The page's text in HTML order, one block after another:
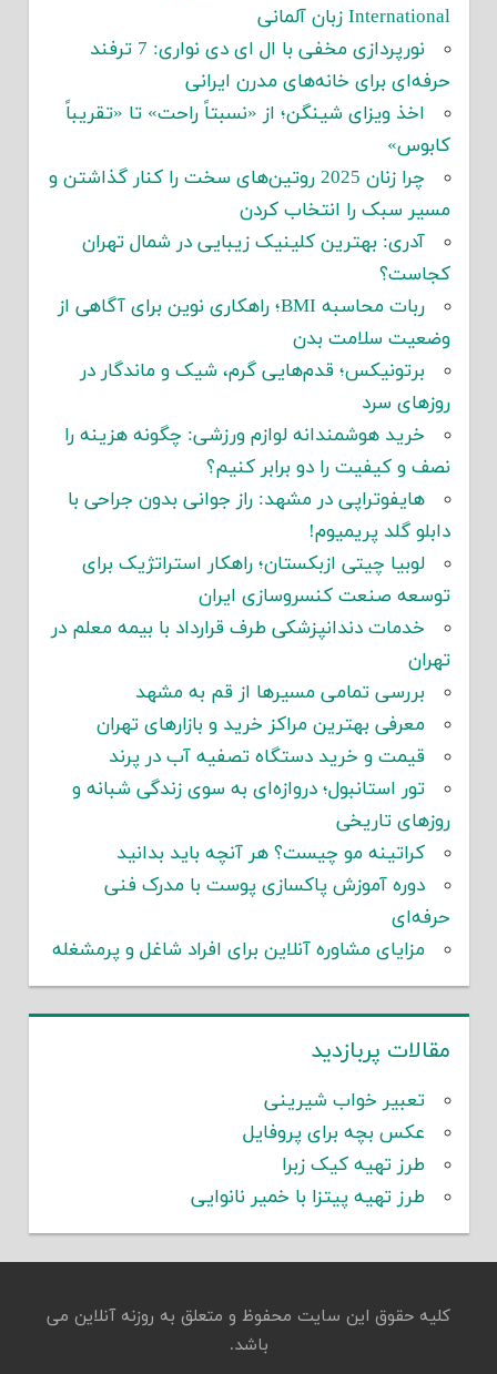
International زبان آلمانی
نورپردازی مخفی با ال ای دی نواری: 7 ترفند
حرفه‌ای برای خانه‌های مدرن ایرانی
اخذ ویزای شینگن؛ از «نسبتاً راحت» تا «تقریباً
کابوس»
چرا زنان 2025 روتین‌های سخت را کنار گذاشتن و
مسیر سبک را انتخاب کردن
آدری: بهترین کلینیک زیبایی در شمال تهران
کجاست؟
ربات محاسبه BMI؛ راهکاری نوین برای آگاهی از
وضعیت سلامت بدن
برتونیکس؛ قدم‌هایی گرم، شیک و ماندگار در
روزهای سرد
خرید هوشمندانه لوازم ورزشی: چگونه هزینه را
نصف و کیفیت را دو برابر کنیم؟
هایفوتراپی در مشهد: راز جوانی بدون جراحی با
دابلو گلد پریمیوم!
لوبیا چیتی ازبکستان؛ راهکار استراتژیک برای
توسعه صنعت کنسروسازی ایران
خدمات دندانپزشکی طرف قرارداد با بیمه معلم در
تهران
بررسی تمامی مسیرها از قم به مشهد
معرفی بهترین مراکز خرید و بازارهای تهران
قیمت و خرید دستگاه تصفیه آب در پرند
تور استانبول؛ دروازه‌ای به سوی زندگی شبانه و
روزهای تاریخی
کراتینه مو چیست؟ هر آنچه باید بدانید
دوره آموزش پاکسازی پوست با مدرک فنی
حرفه‌ای
مزایای مشاوره آنلاین برای افراد شاغل و پرمشغله
مقالات پربازدید
تعبیر خواب شیرینی
عکس بچه برای پروفایل
طرز تهیه کیک زبرا
طرز تهیه پیتزا با خمیر نانوایی
کلیه حقوق این سایت محفوظ و متعلق به روزنه آنلاین می
باشد.